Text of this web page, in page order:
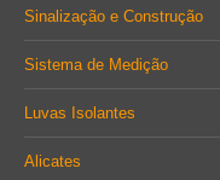
Sinalização e Construção
Sistema de Medição
Luvas Isolantes
Alicates